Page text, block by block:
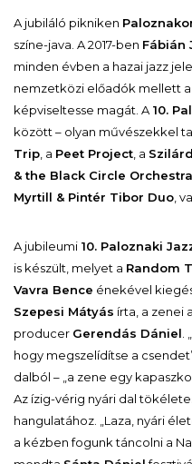
A jubiláló pikniken
színe-java. A 2017-ben Fábián
minden évben a hazai jazz
nemzetközi előadók mellett a
képviseltesse magát. A10.
között – olyan művészekkel
Trip, a Peet Project, a
& the Black Circle Orchestra
Myrtill & Pintér Tibor Duo,
A jubileumi 10. Paloznaki
is készült, melyet a Random
Vavra Bence énekével
Szepesi Mátyás írta, a zenei
producer Gerendás Dániel.
hogy megszelídítse a
dalból – „a zene egy
Az ízig-vérig nyári dal
hangulatához. „Laza, nyári
a kézben fogunk táncolni a